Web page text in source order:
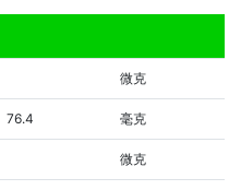
微克
76.4 毫克
微克